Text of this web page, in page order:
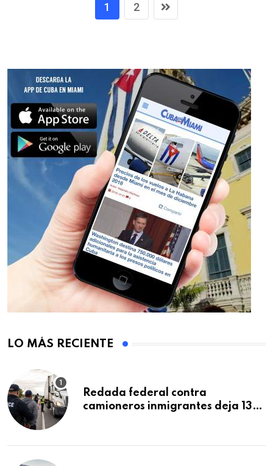
1 2
LO MÁS RECIENTE
Redada federal contra
camioneros inmigrantes deja 137